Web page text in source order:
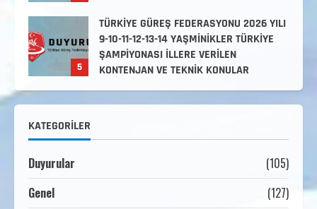
5
TÜRKİYE GÜREŞ FEDERASYONU 2026 YILI
9-10-11-12-13-14 YAŞMİNİKLER TÜRKİYE
ŞAMPİYONASI İLLERE VERİLEN
KONTENJAN VE TEKNİK KONULAR
Haziran 12, 2026
1
3. KADEME GÜREŞ ANTRENÖRLÜĞÜ
KATEGORILER
Duyurular
(105)
Genel
(127)